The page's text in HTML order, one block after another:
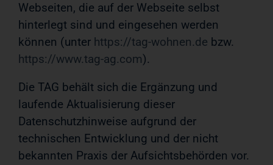
Webseiten, die auf der Webseite selbst
hinterlegt sind und eingesehen werden
können (unter https://tag-wohnen.de bzw.
https://www.tag-ag.com).
Die TAG behält sich die Ergänzung und
laufende Aktualisierung dieser
Datenschutzhinweise aufgrund der
technischen Entwicklung und der nicht
bekannten Praxis der Aufsichtsbehörden vor.